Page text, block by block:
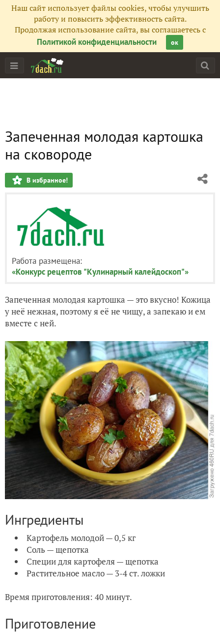
Наш сайт использует файлы cookies, чтобы улучшить
работу и повысить эффективность сайта.
Продолжая использование сайта, вы соглашаетесь с
Политикой конфиденциальности
ок
Запеченная молодая картошка
на сковороде
В избранное!
Работа размещена:
«Конкурс рецептов "Кулинарный калейдоскоп"»
Запеченная молодая картошка — это вкусно! Кожица
у неё нежная, поэтому я её не чищу, а запекаю и ем
вместе с ней.
Ингредиенты
Картофель молодой — 0,5 кг
Соль — щепотка
Специи для картофеля — щепотка
Растительное масло — 3-4 ст. ложки
Время приготовления: 40 минут.
Приготовление